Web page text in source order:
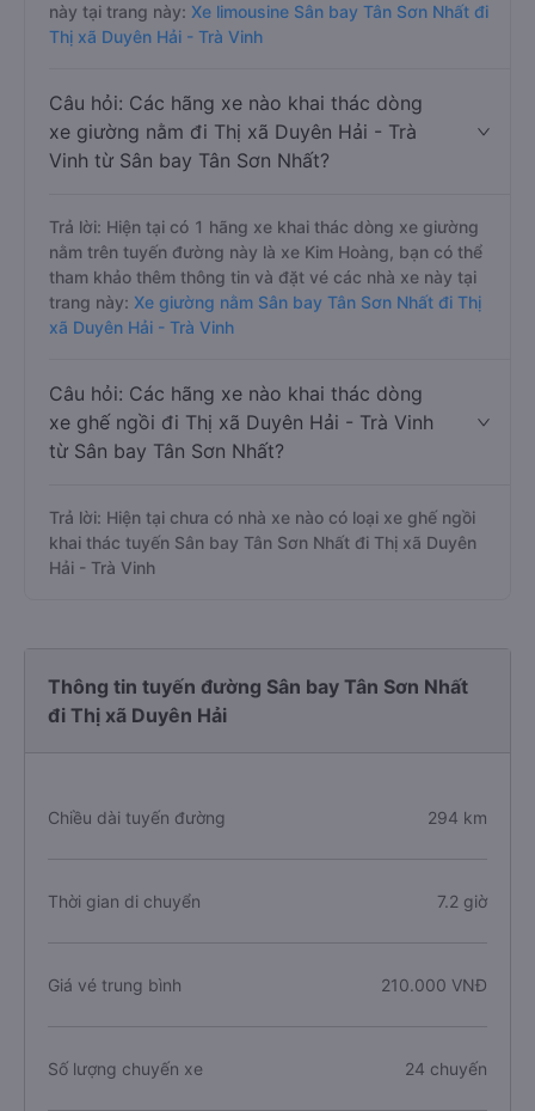
này tại trang này: Xe limousine Sân bay Tân Sơn Nhất đi
Thị xã Duyên Hải - Trà Vinh
Câu hỏi: Các hãng xe nào khai thác dòng
xe giường nằm đi Thị xã Duyên Hải - Trà
Vinh từ Sân bay Tân Sơn Nhất?
Trả lời: Hiện tại có 1 hãng xe khai thác dòng xe giường
nằm trên tuyến đường này là xe Kim Hoàng, bạn có thể
tham khảo thêm thông tin và đặt vé các nhà xe này tại
trang này: Xe giường nằm Sân bay Tân Sơn Nhất đi Thị
xã Duyên Hải - Trà Vinh
Câu hỏi: Các hãng xe nào khai thác dòng
xe ghế ngồi đi Thị xã Duyên Hải - Trà Vinh
từ Sân bay Tân Sơn Nhất?
Trả lời: Hiện tại chưa có nhà xe nào có loại xe ghế ngồi
khai thác tuyến Sân bay Tân Sơn Nhất đi Thị xã Duyên
Hải - Trà Vinh
Thông tin tuyến đường Sân bay Tân Sơn Nhất
đi Thị xã Duyên Hải
Chiều dài tuyến đường 294 km
Thời gian di chuyển 7.2 giờ
Giá vé trung bình 210.000 VNĐ
Số lượng chuyến xe 24 chuyến